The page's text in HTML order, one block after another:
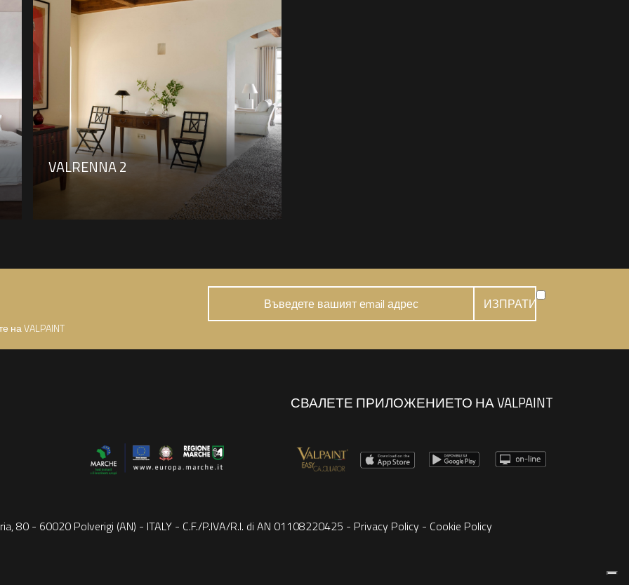
VALRENNA 2
на VALPAINT
СВАЛЕТЕ ПРИЛОЖЕНИЕТО НА VALPAINT
80 - 60020 Polverigi (AN) - ITALY - C.F./P.IVA/R.I. di AN 01108220425 - Privacy Policy - Cookie Policy